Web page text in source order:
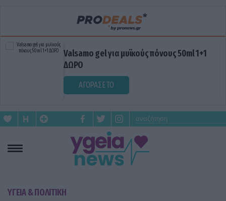
Valsamo gel για μυϊκούς πόνους 50ml 1+1
ΔΩΡΟ
ΑΓΟΡΑΣΕ ΤΟ
ΥΓΕΙΑ & ΠΟΛΙΤΙΚΗ